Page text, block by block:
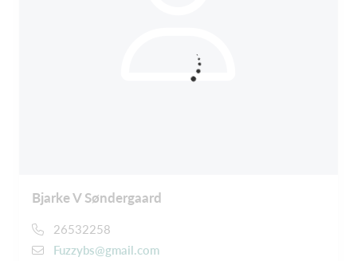
Bjarke V Søndergaard
26532258
Fuzzybs@gmail.com